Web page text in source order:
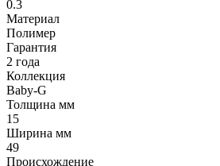
0.3
Материал
Полимер
Гарантия
2 года
Коллекция
Baby-G
Толщина мм
15
Ширина мм
49
Происхождение